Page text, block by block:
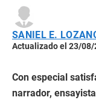
SANIEL E.
Actualizado el 23/08/
Con especial
narrador,